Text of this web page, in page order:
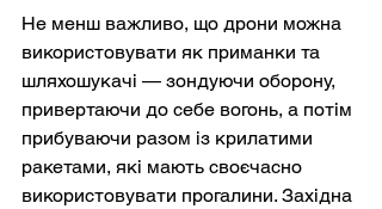
Не менш важливо, що дрони можна
використовувати як приманки та
шляхошукачі — зондуючи оборону,
привертаючи до себе вогонь, а потім
прибуваючи разом із крилатими
ракетами, які мають своєчасно
використовувати прогалини. Західна